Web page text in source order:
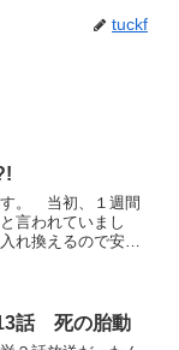
tuckf
。 当初、１週間
言われていまし
れ換えるので安定
日のき...
13話 死の胎動